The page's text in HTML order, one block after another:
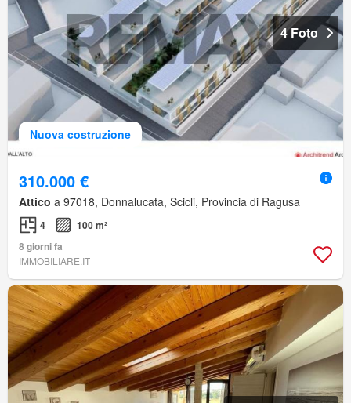
Nuova costruzione
4 Foto
310.000 €
Attico a 97018, Donnalucata, Scicli, Provincia di Ragusa
4
100 m²
8 giorni fa
IMMOBILIARE.IT